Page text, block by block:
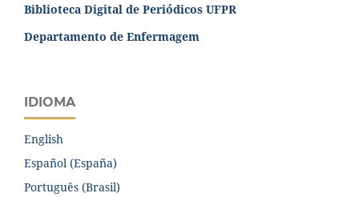
Biblioteca Digital de Periódicos UFPR
Departamento de Enfermagem
IDIOMA
English
Español (España)
Português (Brasil)